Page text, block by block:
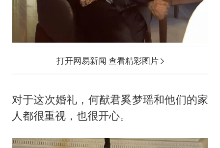
打开网易新闻 查看精彩图片
对于这次婚礼，何猷君奚梦瑶和他们的家
人都很重视，也很开心。